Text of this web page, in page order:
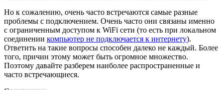
Но к сожалению, очень часто встречаются самые разные
проблемы с подключением. Очень часто они связаны именно
с ограниченным доступом к WiFi сети (то есть при локальном
соединении компьютер не подключается к интернету).
Ответить на такие вопросы способен далеко не каждый. Более
того, причин этому может быть огромное множество.
Поэтому давайте разберем наиболее распространенные и
часто встречающиеся.